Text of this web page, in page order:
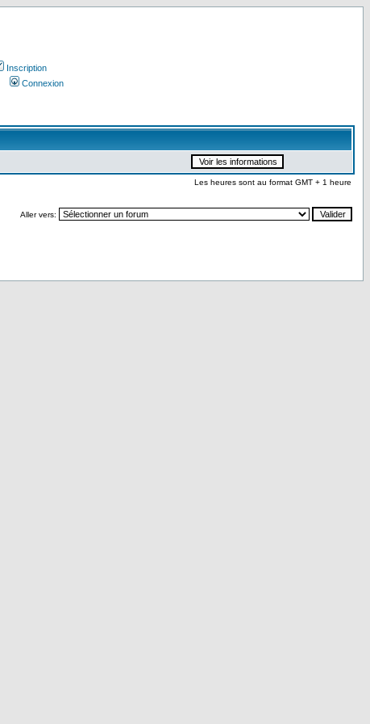
Inscription
Connexion
Les heures sont au format GMT + 1 heure
Aller vers: